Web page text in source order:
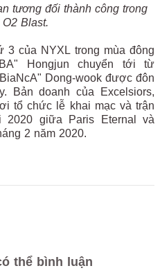
tương đối thành công trong
Blast.
3 của NYXL trong mùa đông
Hongjun chuyển tới từ
Dong-wook được đôn
Bản doanh của Excelsiors,
tổ chức lễ khai mạc và trận
giữa Paris Eternal và
2 năm 2020.
thể bình luận